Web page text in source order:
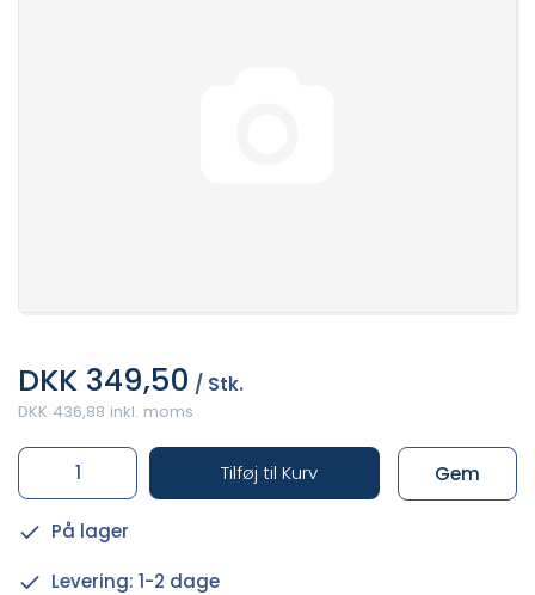
DKK 349,50 / Stk.
DKK 436,88 inkl. moms
Tilføj til Kurv Gem
På lager
Levering: 1-2 dage